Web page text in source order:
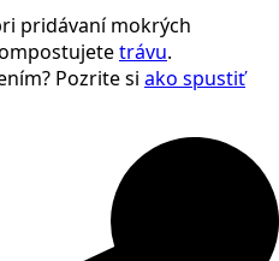
pridávaní mokrých
trávu.
Pozrite si ako spustiť